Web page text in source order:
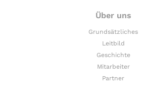
Über uns
Grundsätzliches
Leitbild
Geschichte
Mitarbeiter
Partner